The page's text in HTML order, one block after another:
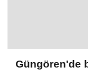
Güngören'de